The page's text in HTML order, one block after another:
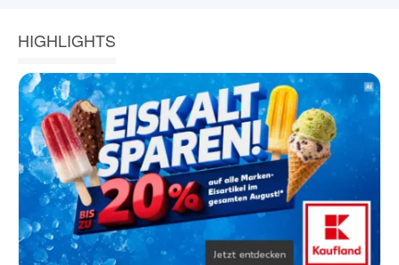
HIGHLIGHTS